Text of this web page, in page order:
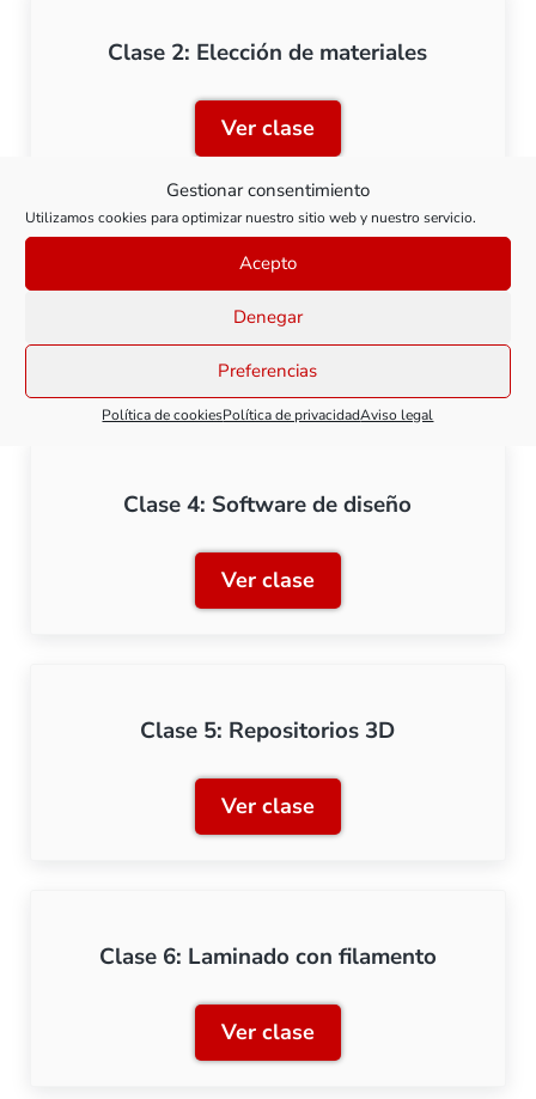
Gestionar consentimiento
Utilizamos cookies para optimizar nuestro sitio web y nuestro servicio.
Acepto
Denegar
Preferencias
Política de cookiesPolítica de privacidadAviso legal
Clase 2: Elección de materiales
Ver claseClase 2: Elección de
Clase 3: Diseño y modelado 3D
Ver claseClase 3: Diseño y
Clase 4: Software de diseño
Ver claseClase 4: Software de
Clase 5: Repositorios 3D
Ver claseClase 5: Repositorios 3D
Clase 6: Laminado con filamento
Ver claseClase 6: Laminado con